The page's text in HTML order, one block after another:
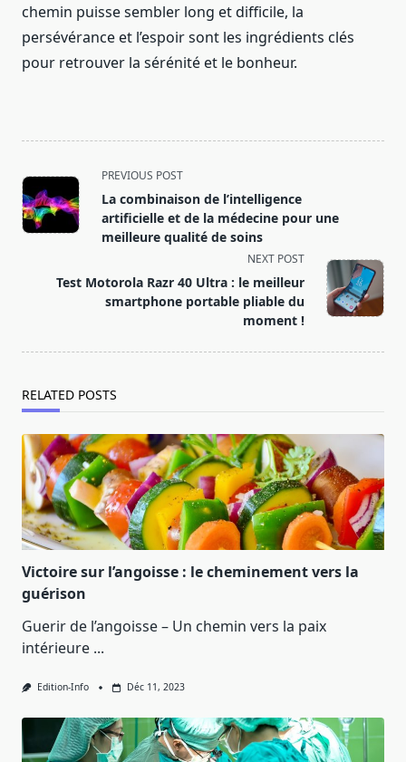
chemin puisse sembler long et difficile, la
persévérance et l’espoir sont les ingrédients clés
pour retrouver la sérénité et le bonheur.
<span
class="nav-
subtitle
screen-
text">Page</span>
PREVIOUS POST
La combinaison de l’intelligence
artificielle et de la médecine pour une
meilleure qualité de soins
NEXT POST
Test Motorola Razr 40 Ultra : le meilleur
smartphone portable pliable du
moment !
RELATED POSTS
Victoire sur l’angoisse : le cheminement vers la
guérison
Guerir de l’angoisse – Un chemin vers la paix
intérieure ...
Edition-Info Déc 11, 2023